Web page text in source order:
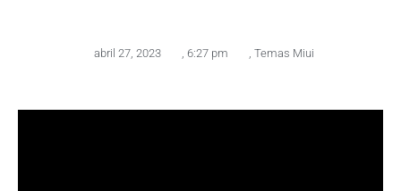
abril 27, 2023 , 6:27 pm , Temas Miui